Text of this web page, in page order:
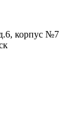
корпус №7